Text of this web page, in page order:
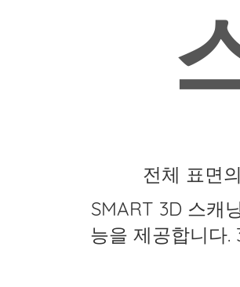
전체 표면
SMART 3D 스캐
능을 제공합니다